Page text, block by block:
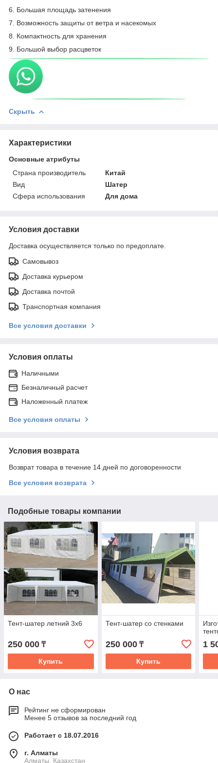
6. Большая площадь затенения
7. Возможность защиты от ветра и насекомых
8. Компактность для хранения
9. Большой выбор расцветок
Скрыть
Характеристики
Основные атрибуты
Страна производитель
Китай
Вид
Шатер
Сфера использования
Для дома
Условия доставки
Доставка осуществляется только по предоплате.
Самовывоз
Доставка курьером
Доставка почтой
Транспортная компания
Все условия доставки
Условия оплаты
Наличными
Безналичный расчет
Наложенный платеж
Все условия оплаты
Условия возврата
Возврат товара в течение 14 дней по договоренности
Все условия возврата
Подобные товары компании
Тент-шатер летний 3х6
250 000 ₸
Купить
Тент-шатер со стенками
250 000₸
Купить
1
О нас
Рейтинг не сформирован
Менее 5 отзывов за последний год
Работает с 18.07.2016
г. Алматы
Алматы, Казахстан